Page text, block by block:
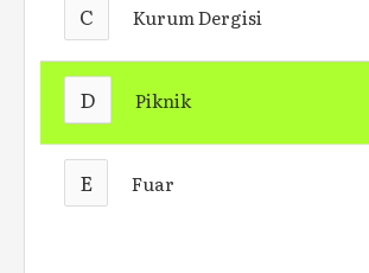
C Kurum Dergisi
D Piknik
E Fuar